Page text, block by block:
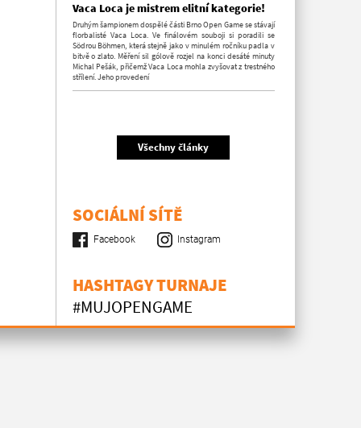
Vaca Loca je mistrem elitní kategorie!
Druhým šampionem dospělé části Brno Open Game se stávají
florbalisté Vaca Loca. Ve finálovém souboji si poradili se
Södrou Böhmen, která stejně jako v minulém ročníku padla v
bitvě o zlato. Měření sil gólově rozjel na konci desáté minuty
Michal Pešák, přičemž Vaca Loca mohla zvyšovat z trestného
střílení. Jeho provedení
Všechny články
SOCIÁLNÍ SÍTĚ
Facebook Instagram
HASHTAGY TURNAJE
#MUJOPENGAME